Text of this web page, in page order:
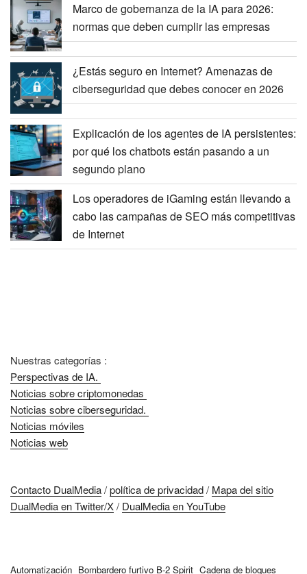
Marco de gobernanza de la IA para 2026:
normas que deben cumplir las empresas
¿Estás seguro en Internet? Amenazas de
ciberseguridad que debes conocer en 2026
Explicación de los agentes de IA persistentes:
por qué los chatbots están pasando a un
segundo plano
Los operadores de iGaming están llevando a
cabo las campañas de SEO más competitivas
de Internet
Nuestras categorías :
Perspectivas de IA.
Noticias sobre criptomonedas
Noticias sobre ciberseguridad.
Noticias móviles
Noticias web
Contacto DualMedia/política de privacidad/ Mapa del sitio
DualMedia en Twitter/X/ DualMedia en YouTube
Automatización Bombardero furtivo B-2 Spirit Cadena de bloques